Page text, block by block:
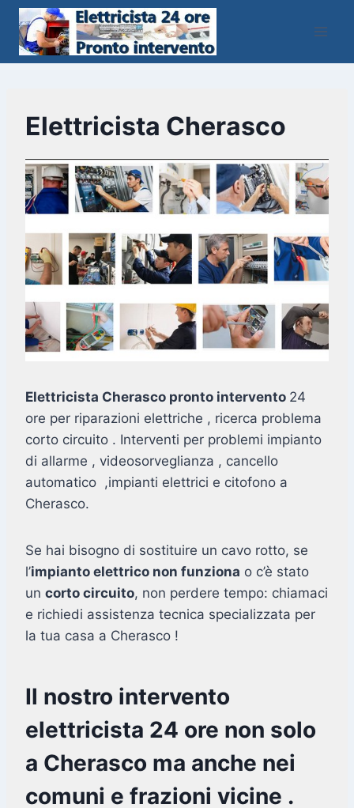
Salta
contenuto
Elettricista Cherasco
Elettricista Cherasco pronto intervento 24
ore per riparazioni elettriche , ricerca problema
corto circuito . Interventi per problemi impianto
di allarme , videosorveglianza , cancello
automatico ,impianti elettrici e citofono a
Cherasco.
Se hai bisogno di sostituire un cavo rotto, se
l’impianto elettrico non funziona o c’è stato
un corto circuito, non perdere tempo: chiamaci
e richiedi assistenza tecnica specializzata per
la tua casa a Cherasco !
Il nostro intervento
elettricista 24 ore non solo
a Cherasco ma anche nei
comuni e frazioni vicine .